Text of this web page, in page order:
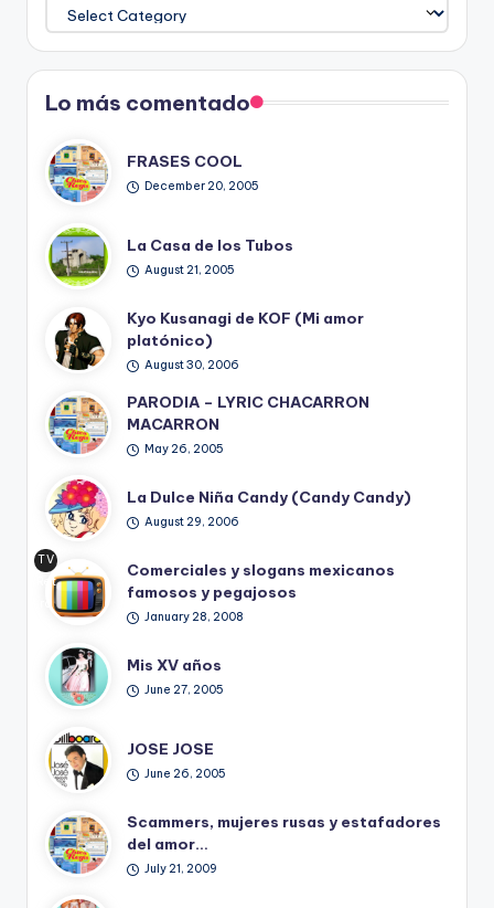
del
Blog
Lo más comentado
FRASES COOL
December 20, 2005
La Casa de los Tubos
August 21, 2005
Kyo Kusanagi de KOF (Mi amor
platónico)
August 30, 2006
PARODIA – LYRIC CHACARRON
MACARRON
May 26, 2005
La Dulce Niña Candy (Candy Candy)
August 29, 2006
TV
Ret
ro
Comerciales y slogans mexicanos
famosos y pegajosos
January 28, 2008
Mis XV años
June 27, 2005
JOSE JOSE
June 26, 2005
Scammers, mujeres rusas y estafadores
del amor…
July 21, 2009